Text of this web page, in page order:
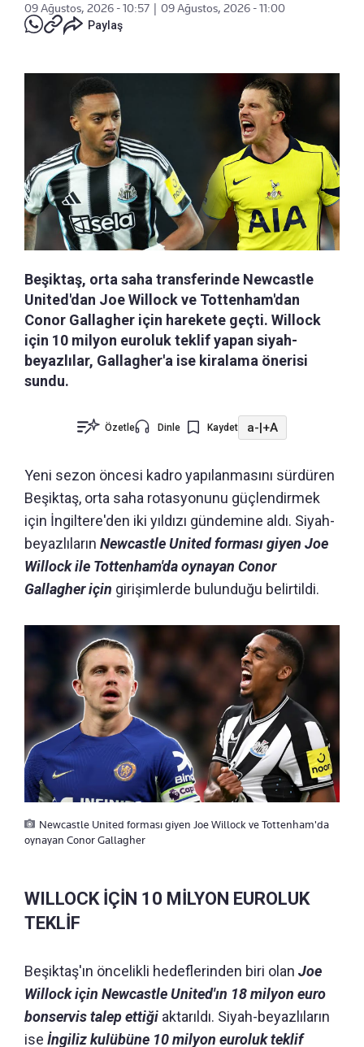
09 Ağustos, 2026 - 10:57
09 Ağustos, 2026 - 11:00
Paylaş
Beşiktaş, orta saha transferinde Newcastle
United'dan Joe Willock ve Tottenham'dan
Conor Gallagher için harekete geçti. Willock
için 10 milyon euroluk teklif yapan siyah-
beyazlılar, Gallagher'a ise kiralama önerisi
sundu.
Özetle Dinle Kaydet a-|+A
Yeni sezon öncesi kadro yapılanmasını sürdüren
Beşiktaş, orta saha rotasyonunu güçlendirmek
için İngiltere'den iki yıldızı gündemine aldı. Siyah-
beyazlıların Newcastle United forması giyen Joe
Willock ile Tottenham'da oynayan Conor
Gallagher için girişimlerde bulunduğu belirtildi.
Newcastle United forması giyen Joe Willock ve Tottenham'da
oynayan Conor Gallagher
WILLOCK İÇİN 10 MİLYON EUROLUK
TEKLİF
Beşiktaş'ın öncelikli hedeflerinden biri olan Joe
Willock için Newcastle United'ın 18 milyon euro
bonservis talep ettiği aktarıldı. Siyah-beyazlıların
ise İngiliz kulübüne 10 milyon euroluk teklif